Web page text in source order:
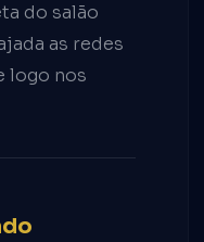
do salão
as redes
logo nos